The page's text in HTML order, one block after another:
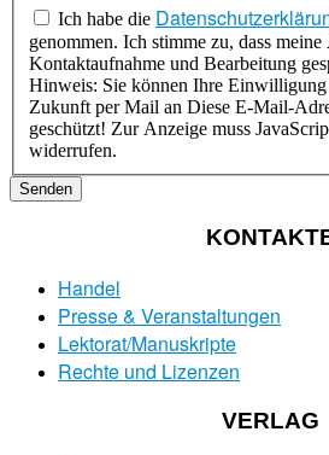
Ich habe die
genommen. Ich stimme zu, dass meine Angaben zur
Kontaktaufnahme und Bearbeitung
Hinweis: Sie können Ihre
Zukunft per Mail an Diese E-Mail-
geschützt! Zur Anzeige muss
widerrufen.
Senden
Handel
Presse & Veranstaltungen
Lektorat/Manuskripte
Rechte und Lizenzen
VERLAG